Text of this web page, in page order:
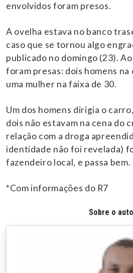
envolvidos foram presos.
A ovelha estava no banco
caso que se tornou algo
publicado no domingo (23).
foram presas: dois homens na
uma mulher na faixa de 30.
Um dos homens dirigia o
dois não estavam na cena do
relação com a droga
identidade não foi revelada)
fazendeiro local, e passa bem.
*Com informações do R7
Sobre o